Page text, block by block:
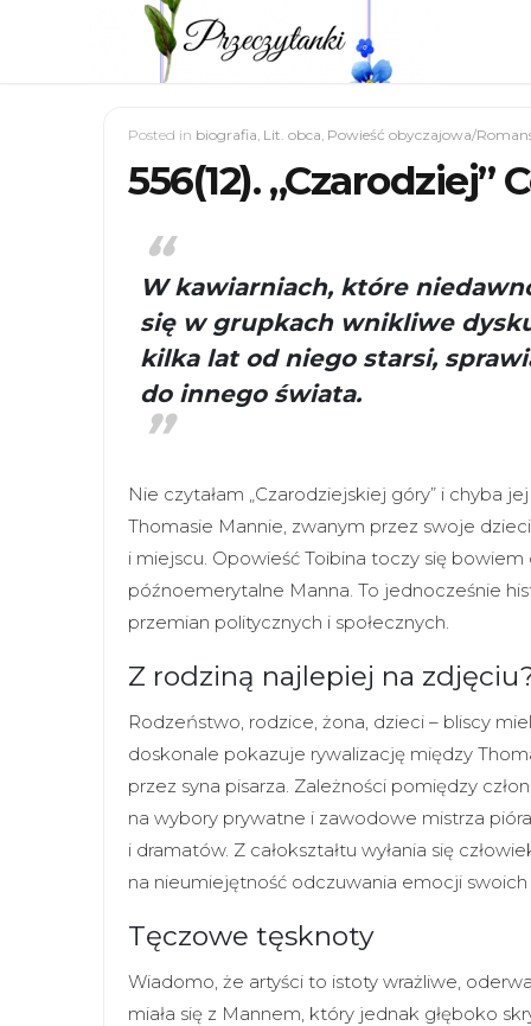
Posted in biografia, Lit. obca, Powieść obyczajowa/
556(12). „Czarodziej”
W kawiarniach, które
się w grupkach wnikliwe
kilka lat od niego starsi,
do innego świata.
Nie czytałam „Czarodziejskiej góry” i chyba
Thomasie Mannie, zwanym przez swoje
i miejscu. Opowieść Toibina toczy się
późnoemerytalne Manna. To jednocześnie
przemian politycznych i społecznych.
Z rodziną najlepiej na
Rodzeństwo, rodzice, żona, dzieci – bliscy
doskonale pokazuje rywalizację między
przez syna pisarza. Zależności pomiędzy
na wybory prywatne i zawodowe mistrza
i dramatów. Z całokształtu wyłania się
na nieumiejętność odczuwania emocji swoich
Tęczowe tęsknoty
Wiadomo, że artyści to istoty wrażliwe,
miała się z Mannem, który jednak głęboko